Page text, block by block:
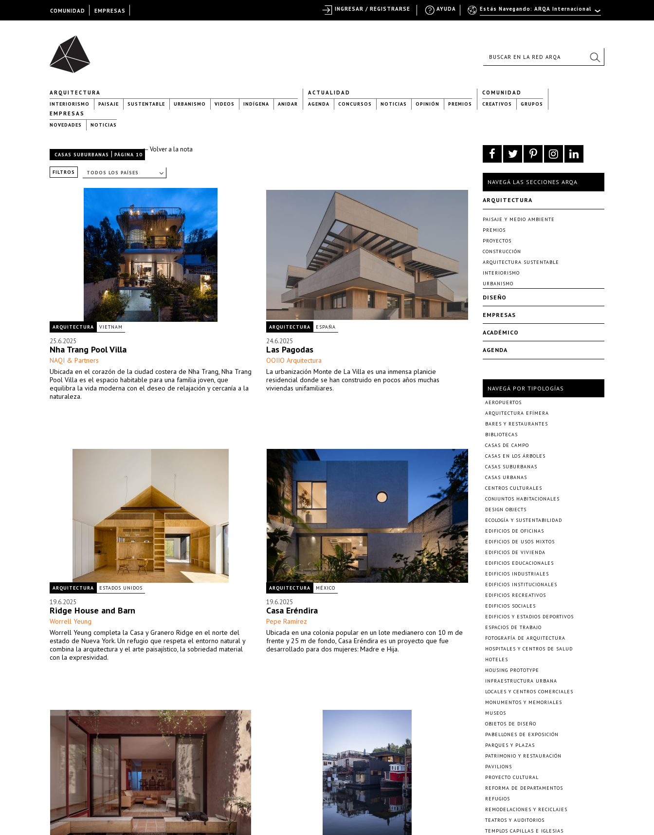
ARQUITECTURA
INTERIORISMO PAISAJE SUSTENTABLE URBANISMO VIDEOS INDÍGENA ANIDAR
ACTUALIDAD
AGENDA CONCURSOS NOTICIAS OPINIÓN PREMIOS
COMUNIDAD
CREATIVOS GRUPOS
EMPRESAS
NOVEDADES NOTICIAS
← Volver a la nota
CASAS SUBURBANAS | PÁGINA 10
FILTROS TODOS LOS PAÍSES
ARQUITECTURA VIETNAM
25.6.2025
Nha Trang Pool Villa
NAQI & Partners
Ubicada en el corazón de la ciudad costera de Nha Trang, Nha Trang
Pool Villa es el espacio habitable para una familia joven, que
equilibra la vida moderna con el deseo de relajación y cercanía a la
naturaleza.
ARQUITECTURA ESPAÑA
24.6.2025
Las Pagodas
OOIIO Arquitectura
La urbanización Monte de La Villa es una inmensa planicie
residencial donde se han construido en pocos años muchas
viviendas unifamiliares.
ARQUITECTURA ESTADOS UNIDOS
19.6.2025
Ridge House and Barn
Worrell Yeung
Worrell Yeung completa la Casa y Granero Ridge en el norte del
estado de Nueva York. Un refugio que respeta el entorno natural y
combina la arquitectura y el arte paisajístico, la sobriedad material
con la expresividad.
ARQUITECTURA MÉXICO
19.6.2025
Casa Eréndira
Pepe Ramírez
Ubicada en una colonia popular en un lote medianero con 10 m de
frente y 25 m de fondo, Casa Eréndira es un proyecto que fue
desarrollado para dos mujeres: Madre e Hija.
NAVEGÁ LAS SECCIONES ARQA
ARQUITECTURA
PAISAJE Y MEDIO AMBIENTE
PREMIOS
PROYECTOS
CONSTRUCCIÓN
ARQUITECTURA SUSTENTABLE
INTERIORISMO
URBANISMO
DISEÑO
EMPRESAS
ACADÉMICO
AGENDA
NAVEGÁ POR TIPOLOGÍAS
AEROPUERTOS
ARQUITECTURA EFÍMERA
BARES Y RESTAURANTES
BIBLIOTECAS
CASAS DE CAMPO
CASAS EN LOS ÁRBOLES
CASAS SUBURBANAS
CASAS URBANAS
CENTROS CULTURALES
CONJUNTOS HABITACIONALES
DESIGN OBJECTS
ECOLOGÍA Y SUSTENTABILIDAD
EDIFICIOS DE OFICINAS
EDIFICIOS DE USOS MIXTOS
EDIFICIOS DE VIVIENDA
EDIFICIOS EDUCACIONALES
EDIFICIOS INDUSTRIALES
EDIFICIOS INSTITUCIONALES
EDIFICIOS RECREATIVOS
EDIFICIOS SOCIALES
EDIFICIOS Y ESTADIOS DEPORTIVOS
ESPACIOS DE TRABAJO
FOTOGRAFÍA DE ARQUITECTURA
HOSPITALES Y CENTROS DE SALUD
HOTELES
HOUSING PROTOTYPE
INFRAESTRUCTURA URBANA
LOCALES Y CENTROS COMERCIALES
MONUMENTOS Y MEMORIALES
MUSEOS
OBJETOS DE DISEÑO
PABELLONES DE EXPOSICIÓN
PARQUES Y PLAZAS
PATRIMONIO Y RESTAURACIÓN
PAVILIONS
PROYECTO CULTURAL
REFORMA DE DEPARTAMENTOS
REFUGIOS
REMODELACIONES Y RECICLAJES
TEATROS Y AUDITORIOS
TEMPLOS CAPILLAS E IGLESIAS
COMUNIDAD EMPRESAS Estás Navegando: ARQA Internacional
AYUDA
INGRESAR / REGISTRARSE